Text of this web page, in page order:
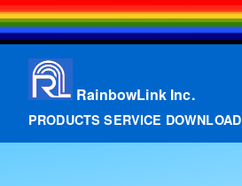
RainbowLink Inc.
PRODUCTS SERVICE DOWNLOAD